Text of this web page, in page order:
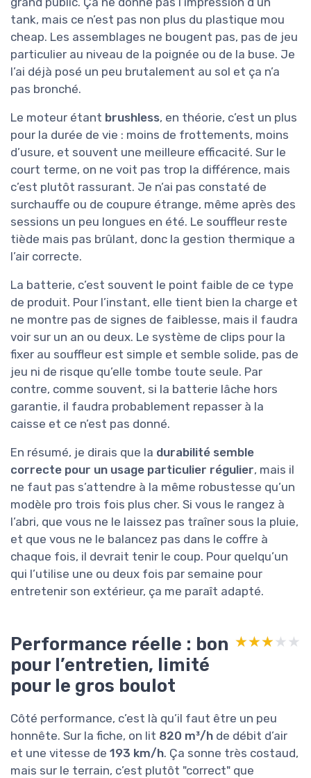
tank, mais ce n’est pas non plus du plastique mou
cheap. Les assemblages ne bougent pas, pas de jeu
particulier au niveau de la poignée ou de la buse. Je
l’ai déjà posé un peu brutalement au sol et ça n’a
pas bronché.
Le moteur étant brushless, en théorie, c’est un plus
pour la durée de vie : moins de frottements, moins
d’usure, et souvent une meilleure efficacité. Sur le
court terme, on ne voit pas trop la différence, mais
c’est plutôt rassurant. Je n’ai pas constaté de
surchauffe ou de coupure étrange, même après des
sessions un peu longues en été. Le souffleur reste
tiède mais pas brûlant, donc la gestion thermique a
l’air correcte.
La batterie, c’est souvent le point faible de ce type
de produit. Pour l’instant, elle tient bien la charge et
ne montre pas de signes de faiblesse, mais il faudra
voir sur un an ou deux. Le système de clips pour la
fixer au souffleur est simple et semble solide, pas de
jeu ni de risque qu’elle tombe toute seule. Par
contre, comme souvent, si la batterie lâche hors
garantie, il faudra probablement repasser à la
caisse et ce n’est pas donné.
En résumé, je dirais que la durabilité semble
correcte pour un usage particulier régulier, mais il
ne faut pas s’attendre à la même robustesse qu’un
modèle pro trois fois plus cher. Si vous le rangez à
l’abri, que vous ne le laissez pas traîner sous la pluie,
et que vous ne le balancez pas dans le coffre à
chaque fois, il devrait tenir le coup. Pour quelqu’un
qui l’utilise une ou deux fois par semaine pour
entretenir son extérieur, ça me paraît adapté.
Performance réelle : bon
pour l’entretien, limité
pour le gros boulot
★★★★★
★★★★★
Côté performance, c’est là qu’il faut être un peu
honnête. Sur la fiche, on lit 820 m³/h de débit d’air
et une vitesse de 193 km/h. Ça sonne très costaud,
mais sur le terrain, c’est plutôt "correct" que